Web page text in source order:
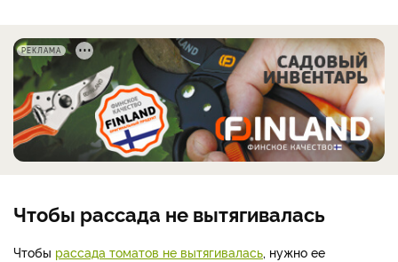
РЕКЛАМА
Чтобы рассада не вытягивалась
Чтобы рассада томатов не вытягивалась, нужно ее